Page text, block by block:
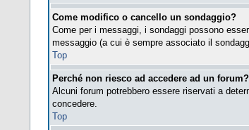
Come modifico o cancello un sondaggio?
Come per i messaggi, i sondaggi possono
messaggio (a cui è sempre associato il
Top
Perché non riesco ad accedere ad un forum?
Alcuni forum potrebbero essere riservati a
concedere.
Top